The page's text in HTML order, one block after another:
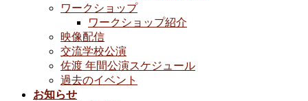
ワークショップ
ワークショップ紹介
映像配信
交流学校公演
佐渡 年間公演スケジュール
過去のイベント
お知らせ